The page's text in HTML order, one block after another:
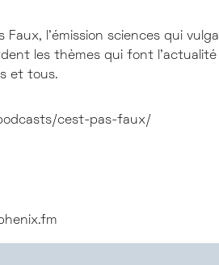
Faux, l’é­mis­sion sciences qui
les thèmes qui font
et tous.
cest-pas-faux/